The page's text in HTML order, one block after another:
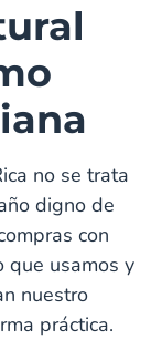
no se trata
digno de
con
que usamos y
nuestro
práctica.